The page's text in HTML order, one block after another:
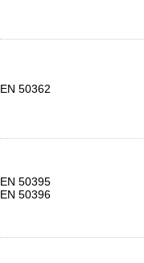
EN 50362
EN 50395
EN 50396